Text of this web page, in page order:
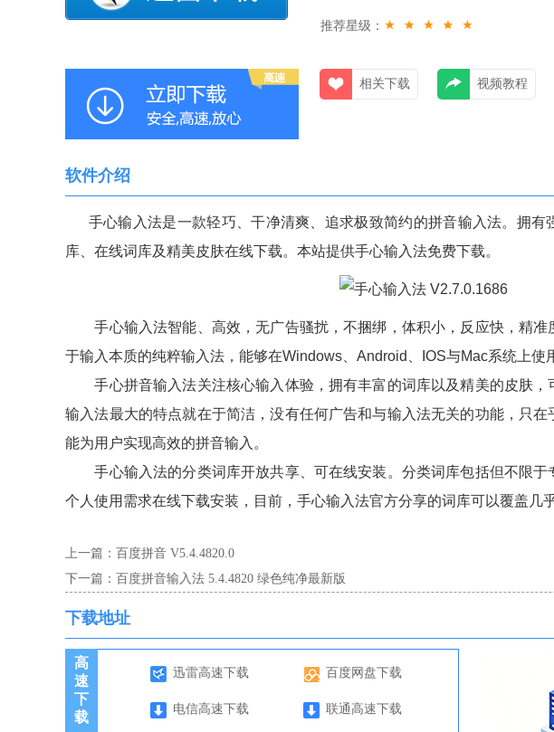
推荐星级：
相关下载 视频教程
软件介绍
手心输入法是一款轻巧、干净清爽、追求极致简约的拼音输入法。拥有
库、在线词库及精美皮肤在线下载。本站提供手心输入法免费下载。
手心输入法智能、高效，无广告骚扰，不捆绑，体积小，反应快，精准
于输入本质的纯粹输入法，能够在Windows、Android、IOS与Mac系统上使
手心拼音输入法关注核心输入体验，拥有丰富的词库以及精美的皮肤，
输入法最大的特点就在于简洁，没有任何广告和与输入法无关的功能，只
能为用户实现高效的拼音输入。
手心输入法的分类词库开放共享、可在线安装。分类词库包括但不限于
个人使用需求在线下载安装，目前，手心输入法官方分享的词库可以覆盖几
上一篇： 百度拼音 V5.4.4820.0
下一篇： 百度拼音输入法 5.4.4820 绿色纯净最新版
下载地址
高
速
下
载
迅雷高速下载 百度网盘下载
电信高速下载 联通高速下载